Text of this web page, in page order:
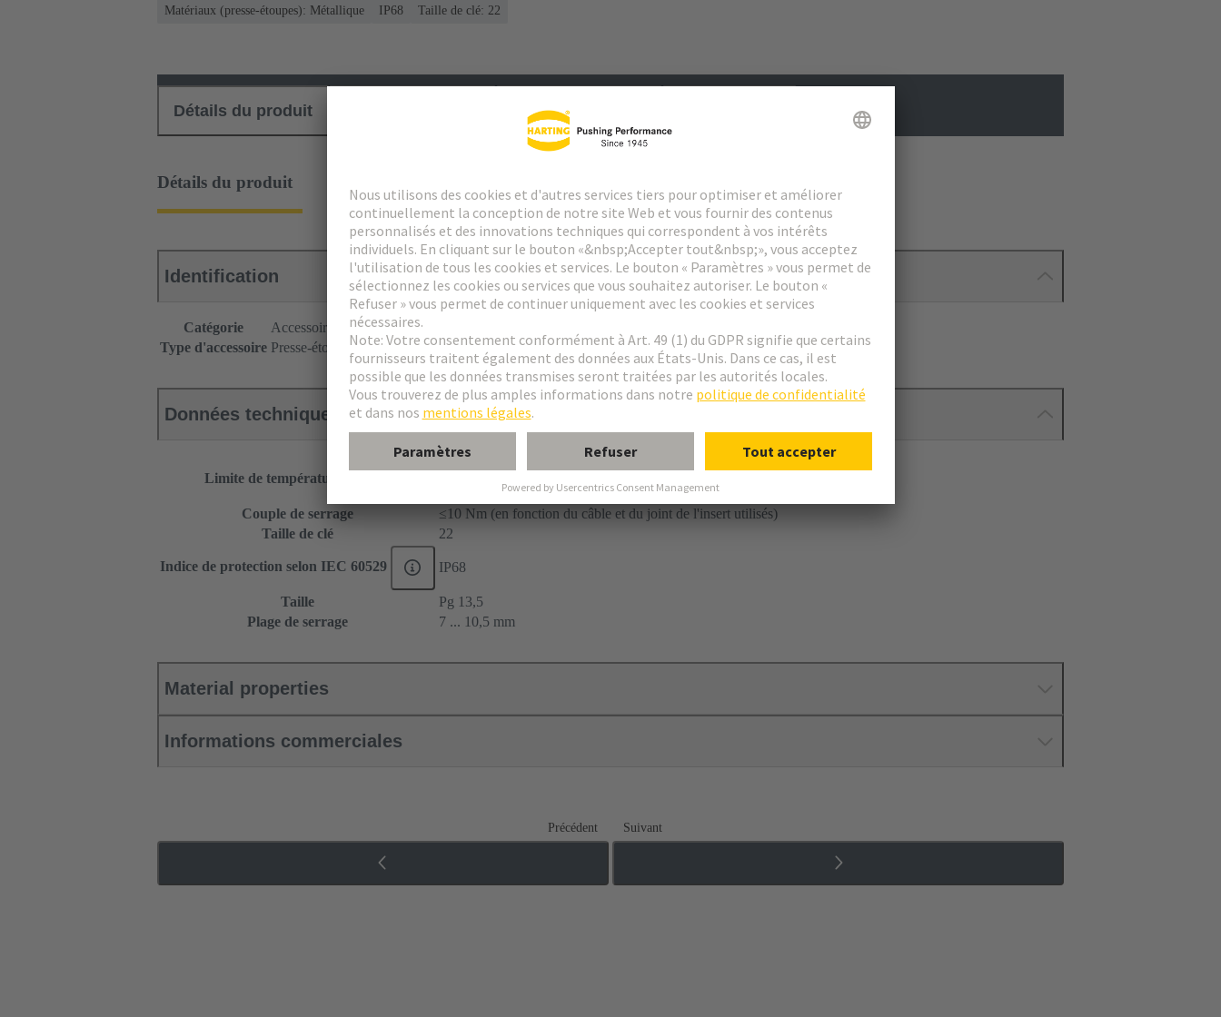
Matériaux (presse-étoupes): Métallique
IP68 Taille de clé: 22
Détails du produit Produits assortis
Détails du produit
Identification
Catégorie
Accessoires
Type d'accessoire Presse-étoupe
Données techniques
Limite de température
Couple de serrage
≤10 Nm (en fonction du câble et du joint de l'insert utilisés)
Taille de clé
22
Indice de protection selon IEC 60529 IP68
Taille
Pg 13,5
Plage de serrage
7 ... 10,5 mm
Material properties
Informations commerciales
Précédent Suivant